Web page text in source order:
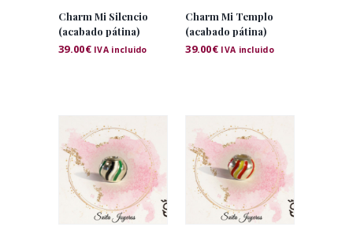
Charm Mi Silencio
(acabado pátina)
39.00€ IVA incluido
Charm Mi Templo
(acabado pátina)
39.00€ IVA incluido